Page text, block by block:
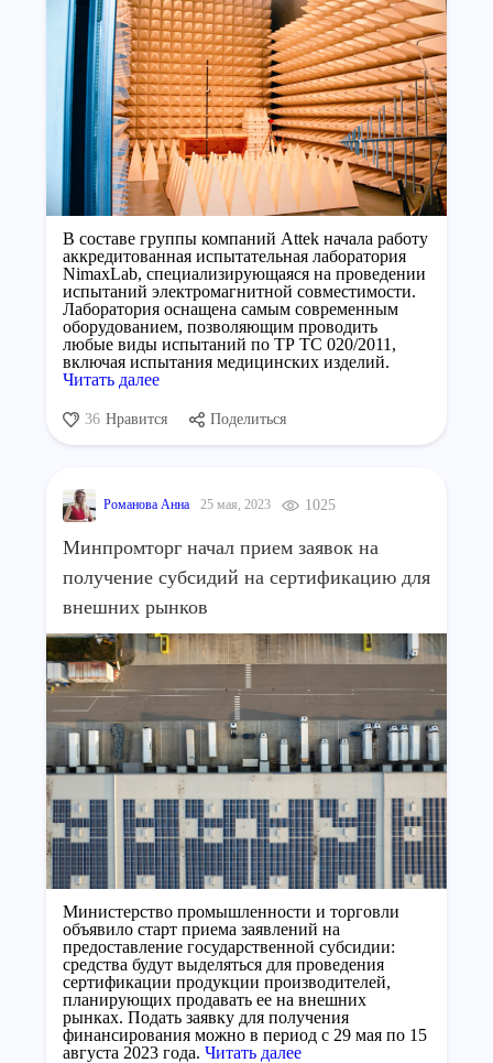
В составе группы компаний Attek начала работу
аккредитованная испытательная лаборатория
NimaxLab, специализирующаяся на проведении
испытаний электромагнитной совместимости.
Лаборатория оснащена самым современным
оборудованием, позволяющим проводить
любые виды испытаний по ТР ТС 020/2011,
включая испытания медицинских изделий.
Читать далее
36 Нравится Поделиться
Романова Анна 25 мая, 2023 1025
Минпромторг начал прием заявок на
получение субсидий на сертификацию для
внешних рынков
Министерство промышленности и торговли
объявило старт приема заявлений на
предоставление государственной субсидии:
средства будут выделяться для проведения
сертификации продукции производителей,
планирующих продавать ее на внешних
рынках. Подать заявку для получения
финансирования можно в период с 29 мая по 15
августа 2023 года. Читать далее